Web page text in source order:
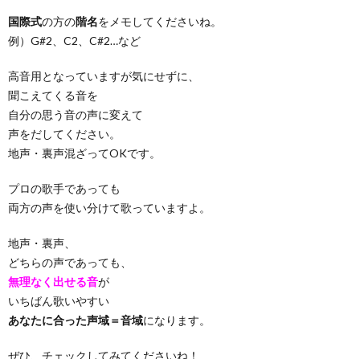
国際式の方の階名をメモしてくださいね。
例）G#2、C2、C#2…など
高音用となっていますが気にせずに、
聞こえてくる音を
自分の思う音の声に変えて
声をだしてください。
地声・裏声混ざってOKです。
プロの歌手であっても
両方の声を使い分けて歌っていますよ。
地声・裏声、
どちらの声であっても、
無理なく出せる音が
いちばん歌いやすい
あなたに合った声域＝音域になります。
ぜひ、チェックしてみてくださいね！